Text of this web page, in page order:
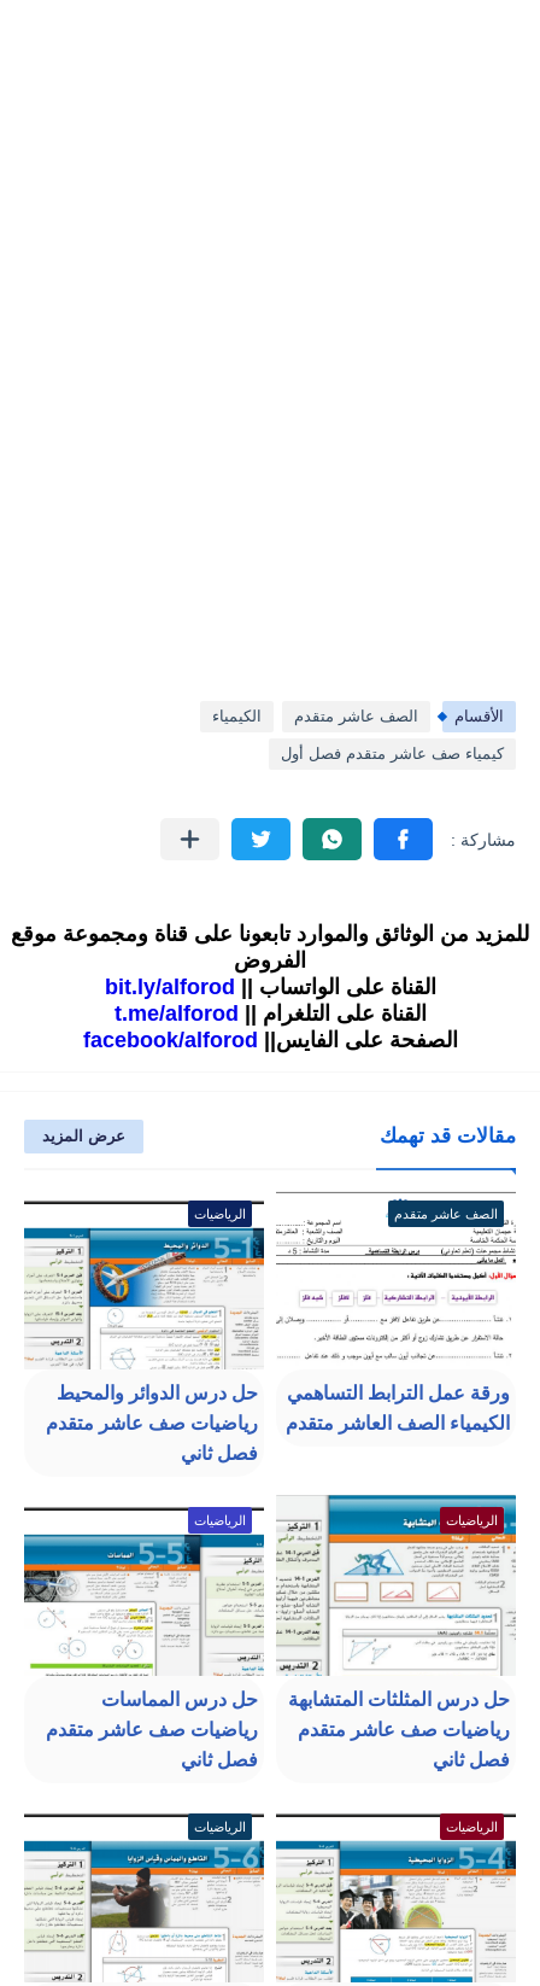
الأقسام الصف عاشر متقدم الكيمياء
كيمياء صف عاشر متقدم فصل أول
للمزيد من الوثائق والموارد تابعونا على قناة ومجموعة موقع
الفروض
القناة على الواتساب ||
bit.ly/alforod
القناة على التلغرام ||
t.me/alforod
الصفحة على الفايس||
facebook/alforod
مقالات قد تهمك عرض المزيد
الصف عاشر متقدم
ورقة عمل الترابط التساهمي
الكيمياء الصف العاشر متقدم
الرياضيات
حل درس الدوائر والمحيط
رياضيات صف عاشر متقدم
فصل ثاني
الرياضيات
حل درس المثلثات المتشابهة
رياضيات صف عاشر متقدم
فصل ثاني
الرياضيات
حل درس المماسات
رياضيات صف عاشر متقدم
فصل ثاني
الرياضيات الرياضيات